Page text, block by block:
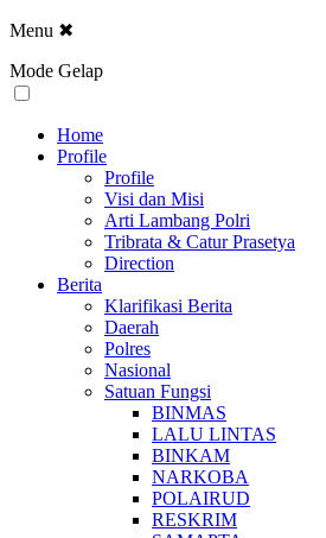
Menu ✖
Mode Gelap
Home
Profile
Profile
Visi dan Misi
Arti Lambang Polri
Tribrata & Catur Prasetya
Direction
Berita
Klarifikasi Berita
Daerah
Polres
Nasional
Satuan Fungsi
BINMAS
LALU LINTAS
BINKAM
NARKOBA
POLAIRUD
RESKRIM